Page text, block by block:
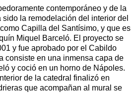
contemporáneo y de la
sido la remodelación del interior del
Capilla del Santísimo, y que es
Miquel Barceló. El proyecto se
y fue aprobado por el Cabildo
consiste en una inmensa capa de
y coció en un horno de Nápoles.
de la catedral finalizó en
que acompañan al mural se